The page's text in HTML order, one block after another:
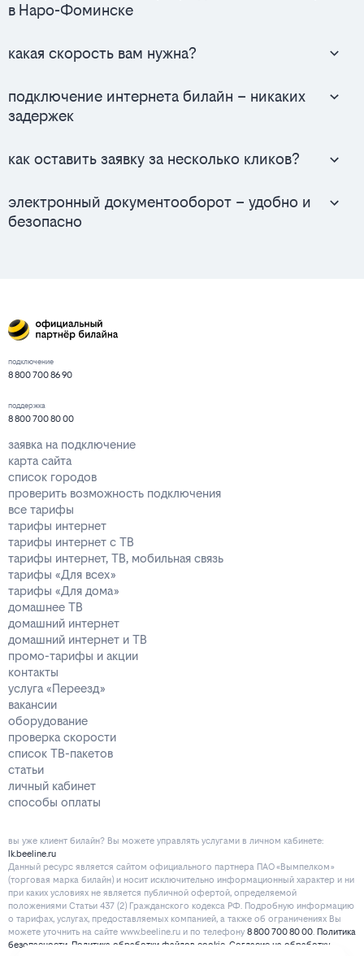
в Наро-Фоминске
какая скорость вам нужна?
подключение интернета билайн – никаких
задержек
как оставить заявку за несколько кликов?
электронный документооборот – удобно и
безопасно
подключение
8 800 700 86 90
поддержка
8 800 700 80 00
заявка на подключение
карта сайта
список городов
проверить возможность подключения
все тарифы
тарифы интернет
тарифы интернет с ТВ
тарифы интернет, ТВ, мобильная связь
тарифы «Для всех»
тарифы «Для дома»
домашнее ТВ
домашний интернет
домашний интернет и ТВ
промо-тарифы и акции
контакты
услуга «Переезд»
вакансии
оборудование
проверка скорости
список ТВ-пакетов
статьи
личный кабинет
способы оплаты
вы уже клиент билайн? Вы можете управлять услугами в личнoм кaбинeтe:
lk.beeline.ru
Данный ресурс является сайтом официального партнера ПАО «Вымпелком»
(торговая марка билайн) и носит исключительно информационный характер и ни
при каких условиях не является публичной офертой, определяемой
положениями Статьи 437 (2) Гражданского кодекса РФ. Подробную информацию
о тарифах, услугах, предоставляемых компанией, а также об ограничениях Вы
можете уточнить на сайте www.beeline.ru и по телефону 8 800 700 80 00. Политика
безопасности Политика обработки файлов cookie Согласие на обработку